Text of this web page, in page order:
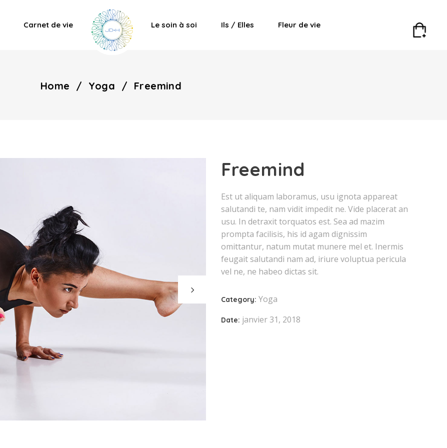
Carnet de vie Le soin à soi Ils / Elles Fleur de vie
Home / Yoga / Freemind
Freemind
Est ut aliquam laboramus, usu ignota appareat
salutandi te, nam vidit impedit ne. Vide placerat an
usu. In detraxit torquatos est. Sea ad mazim
prompta facilisis, his id agam dignissim
omittantur, natum mutat munere mel et. Inermis
feugait salutandi nam ad, iriure voluptua pericula
vel ne, ne habeo dictas sit.
Category: Yoga
Date: janvier 31, 2018